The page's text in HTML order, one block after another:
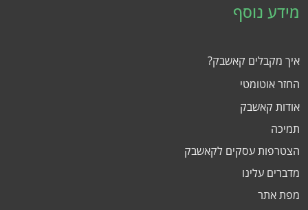
מידע נוסף
איך מקבלים קאשבק?
החזר אוטומטי
אודות קאשבק
תמיכה
הצטרפות עסקים לקאשבק
מדברים עלינו
מפת אתר